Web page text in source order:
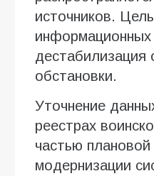
источников.
информационных
дестабилизация
обстановки.
Уточнение
реестрах
частью
модернизации